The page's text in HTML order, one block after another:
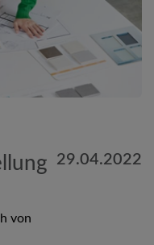
29.04.2022
von